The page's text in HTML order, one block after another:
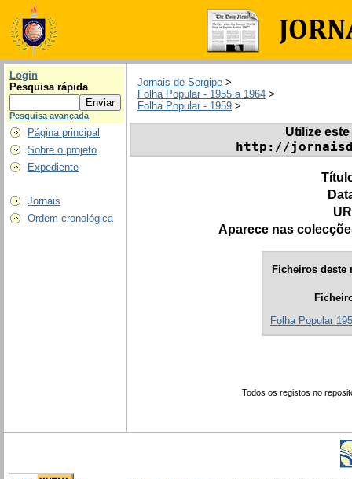
Login
Pesquisa rápida
Pesquisa avançada
Página principal
Sobre o projeto
Expediente
Jornais
Ordem cronológica
Jornais de Sergipe >
Folha Popular - 1955 a 1964 >
Folha Popular - 1959 >
Utilize
http://
Aparece nas
Ficheiros deste
Folha Popular
Todos os registos no